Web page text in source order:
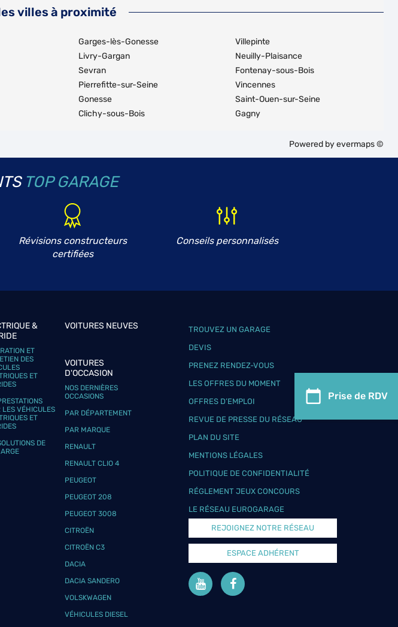
Prise de RDV
villes à proximité
Garges-lès-Gonesse
Livry-Gargan
Sevran
Pierrefitte-sur-Seine
Gonesse
Clichy-sous-Bois
Villepinte
Neuilly-Plaisance
Fontenay-sous-Bois
Vincennes
Saint-Ouen-sur-Seine
Gagny
Powered byevermaps ©
TOP GARAGE
Révisions constructeurs
certifiées
Conseils personnalisés
&
ET
DES
ET
LES VÉHICULES
ET
DE
VOITURES NEUVES
VOITURES
D'OCCASION
NOS DERNIÈRES
OCCASIONS
PAR DÉPARTEMENT
PAR MARQUE
RENAULT
RENAULT CLIO 4
PEUGEOT
PEUGEOT 208
PEUGEOT 3008
CITROËN
CITROËN C3
DACIA
DACIA SANDERO
VOLSKWAGEN
VÉHICULES DIESEL
TROUVEZ UN GARAGE
DEVIS
PRENEZ RENDEZ-VOUS
LES OFFRES DU MOMENT
OFFRES D’EMPLOI
REVUE DE PRESSE DU RÉSEAU
PLAN DU SITE
MENTIONS LÉGALES
POLITIQUE DE CONFIDENTIALITÉ
RÉGLEMENT JEUX CONCOURS
LE RÉSEAU EUROGARAGE
REJOIGNEZ NOTRE RÉSEAU
ESPACE ADHÉRENT